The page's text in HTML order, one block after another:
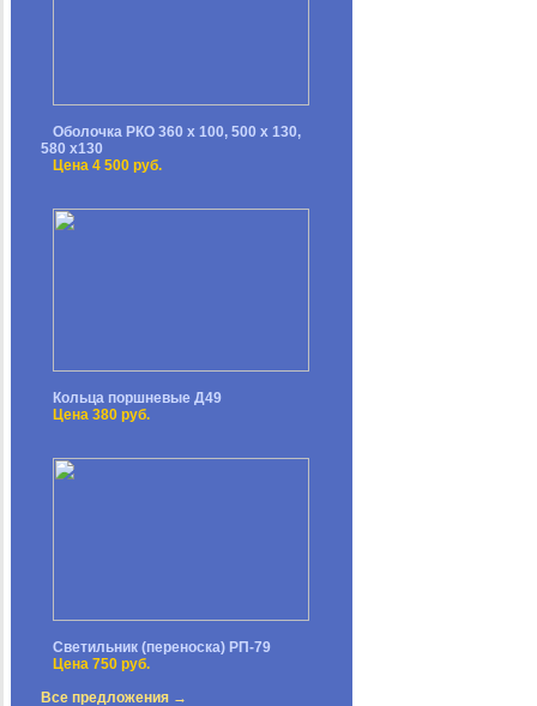
Оболочка РКО 360 х 100, 500 х 130,
580 х130
Цена 4 500 руб.
Кольца поршневые Д49
Цена 380 руб.
Светильник (переноска) РП-79
Цена 750 руб.
Все предложения →